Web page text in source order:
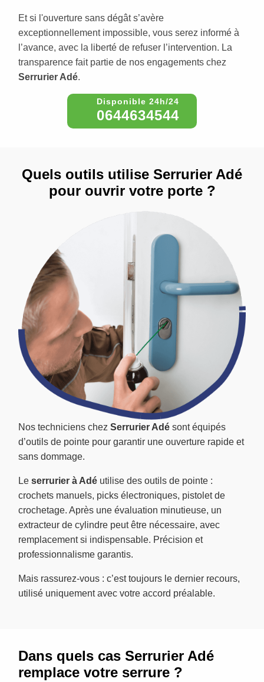
Et si l'ouverture sans dégât s’avère
exceptionnellement impossible, vous serez informé à
l’avance, avec la liberté de refuser l’intervention. La
transparence fait partie de nos engagements chez
Serrurier Adé.
0644634544
Nos techniciens chez Serrurier Adé sont équipés
d’outils de pointe pour garantir une ouverture rapide et
sans dommage.
Le serrurier à Adé utilise des outils de pointe :
crochets manuels, picks électroniques, pistolet de
crochetage. Après une évaluation minutieuse, un
extracteur de cylindre peut être nécessaire, avec
remplacement si indispensable. Précision et
professionnalisme garantis.
Mais rassurez-vous : c’est toujours le dernier recours,
utilisé uniquement avec votre accord préalable.
Quels outils utilise Serrurier Adé
pour ouvrir votre porte ?
Dans quels cas Serrurier Adé
remplace votre serrure ?